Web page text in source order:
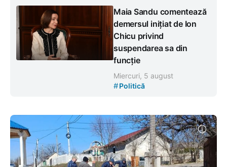
Maia Sandu comentează
demersul inițiat de Ion
Chicu privind
suspendarea sa din
funcție
Miercuri, 5 august
#Politică